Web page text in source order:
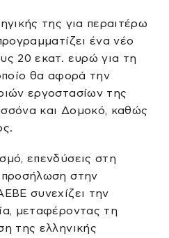
της για περαιτέρω
ένα νέο
20 εκατ. ευρώ για τη
θα αφορά την
εργοστασίων της
και Δομοκό, καθώς
επενδύσεις στη
προσήλωση στην
συνεχίζει την
μεταφέροντας τη
της ελληνικής